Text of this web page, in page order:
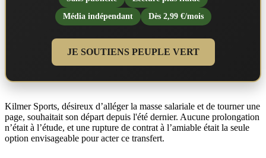
Média indépendant
Dès 2,99 €/mois
JE SOUTIENS PEUPLE VERT
Kilmer Sports, désireux d’alléger la masse salariale et de tourner une
page, souhaitait son départ depuis l'été dernier. Aucune prolongation
n’était à l’étude, et une rupture de contrat à l’amiable était la seule
option envisageable pour acter ce transfert.